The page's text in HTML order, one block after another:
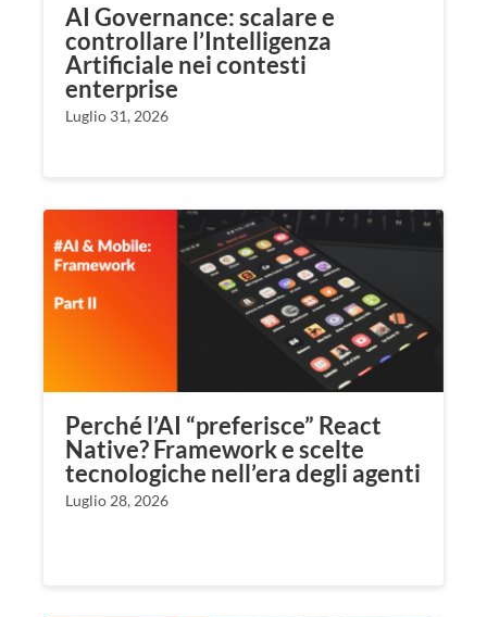
AI Governance: scalare e
controllare l’Intelligenza
Artificiale nei contesti
enterprise
Luglio 31, 2026
Perché l’AI “preferisce” React
Native? Framework e scelte
tecnologiche nell’era degli agenti
Luglio 28, 2026